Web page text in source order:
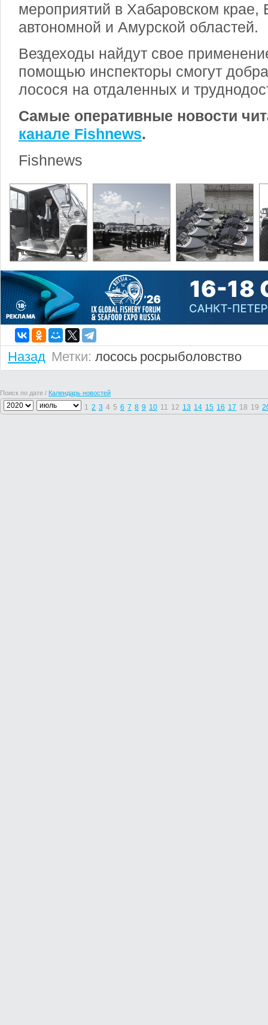
мероприятий в Хабаровском крае,
автономной и Амурской областей.
Вездеходы найдут свое
помощью инспекторы смогут
лосося на отдаленных и
Самые оперативные новости
канале Fishnews.
Fishnews
Назад Метки: лосось росрыболовство
Поиск по дате / Календарь новостей
1 2 3 4 5 6 7 8 9 10 11 12 13 14 15 16 17 18 19